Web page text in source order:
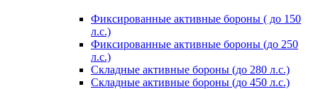
Фиксированные активные бороны ( до 150
л.с.)
Фиксированные активные бороны (до 250
л.с.)
Складные активные бороны (до 280 л.с.)
Складные активные бороны (до 450 л.с.)